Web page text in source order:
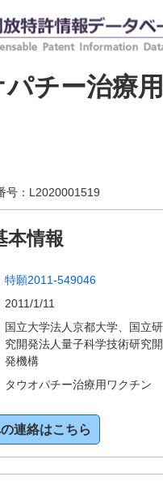
パチー治療
号： L2020001519
本情報
特願2011-549046
2011/1/11
国立大学法人京都大学、国立研
究開発法人量子科学技術研究開
発機構
タウオパチー治療用ワクチン
連絡はこちら